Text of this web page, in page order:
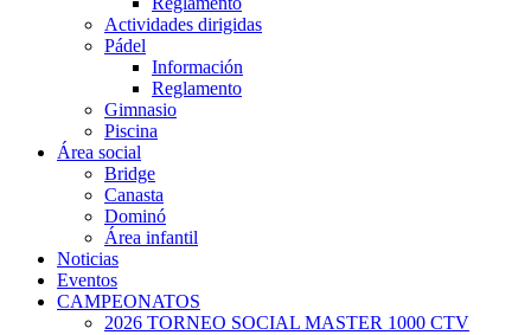
Actividades dirigidas
Pádel
Información
Reglamento
Gimnasio
Piscina
Área social
Bridge
Canasta
Dominó
Área infantil
Noticias
Eventos
CAMPEONATOS
2026 TORNEO SOCIAL MASTER 1000 CTV